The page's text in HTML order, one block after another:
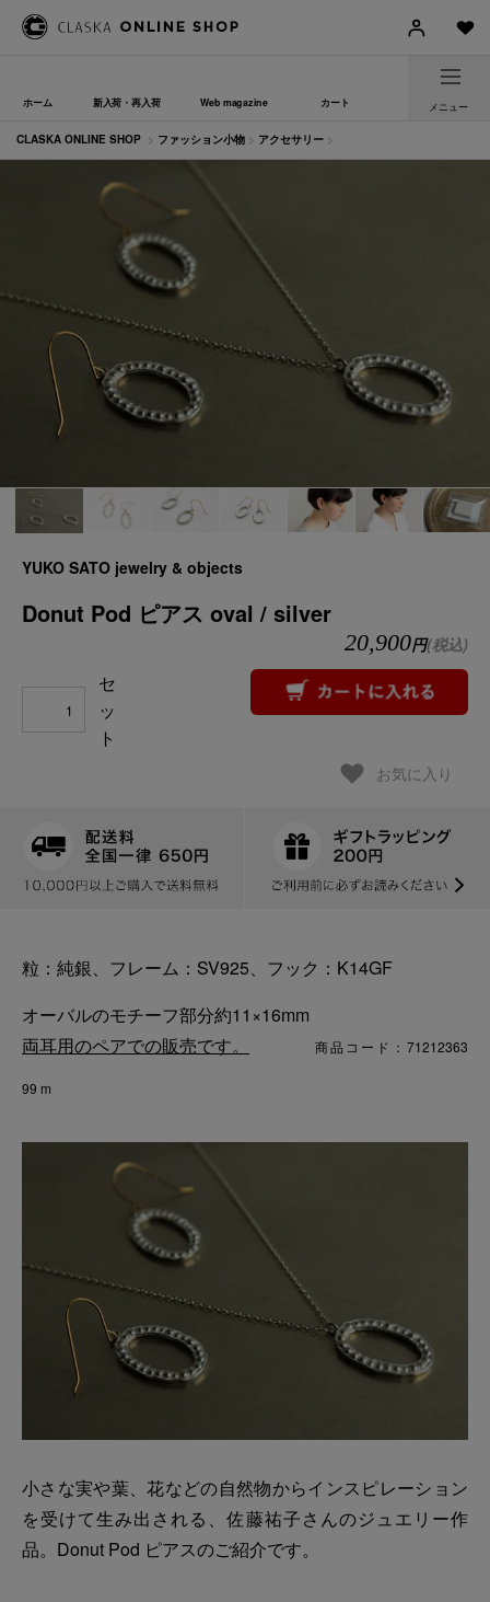
ホーム 新入荷・再入荷 Web magazine カート メニュー
CLASKA ONLINE SHOP > ファッション小物 > アクセサリー >
YUKO SATO jewelry & objects
Donut Pod ピアス oval / silver
20,900円(税込)
セ
ッ
ト
お気に入り
粒：純銀、フレーム：SV925、フック：K14GF
オーバルのモチーフ部分約11×16mm
両耳用のペアでの販売です。
商品コード：71212363
99 m
小さな実や葉、花などの自然物からインスピレーション
を受けて生み出される、佐藤祐子さんのジュエリー作
品。Donut Pod ピアスのご紹介です。